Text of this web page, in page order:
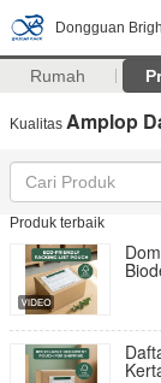
Dongguan
Rumah
Kualitas Amplop
Produk terbaik